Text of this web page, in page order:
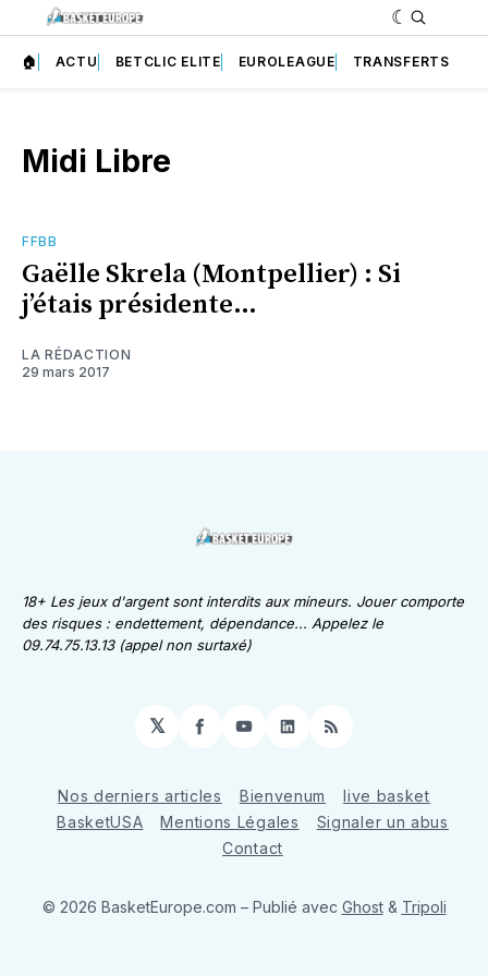
🏠 ACTU BETCLIC ELITE EUROLEAGUE TRANSFERTS
Midi Libre
FFBB
Gaëlle Skrela (Montpellier) : Si
j’étais présidente…
LA RÉDACTION
29 mars 2017
18+ Les jeux d'argent sont interdits aux mineurs. Jouer comporte
des risques : endettement, dépendance... Appelez le
09.74.75.13.13 (appel non surtaxé)
𝕏 Facebook
YouTube
LinkedIn
RSS
Nos derniers articles Bienvenum
live basket
BasketUSA
Mentions Légales
Signaler un abus
Contact
© 2026 BasketEurope.com – Publié avec Ghost& Tripoli